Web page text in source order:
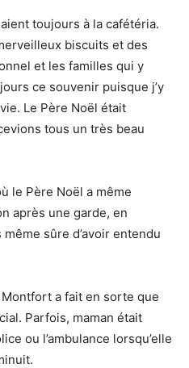
toujours à la cafétéria.
biscuits et des
et les familles qui y
ce souvenir puisque j’y
Le Père Noël était
tous un très beau
le Père Noël a même
après une garde, en
sûre d’avoir entendu
a fait en sorte que
Parfois, maman était
ou l’ambulance lorsqu’elle